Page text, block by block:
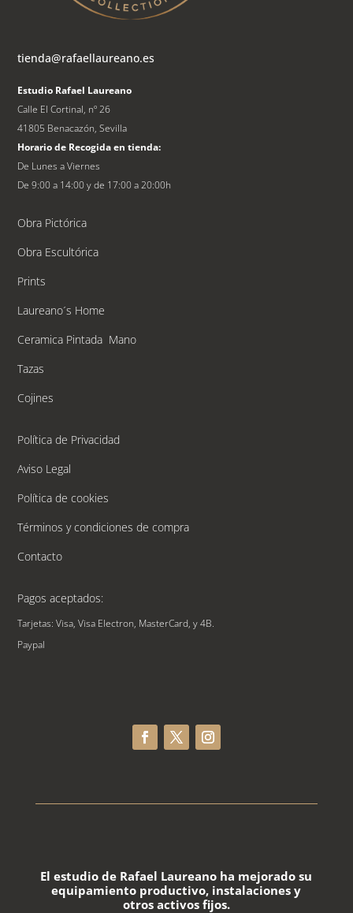
tienda@rafaellaureano.es
Estudio Rafael Laureano
Calle El Cortinal, nº 26
41805 Benacazón, Sevilla
Horario de Recogida en tienda:
De Lunes a Viernes
De 9:00 a 14:00 y de 17:00 a 20:00h
Obra Pictórica
Obra Escultórica
Prints
Laureano´s Home
Ceramica Pintada Mano
Tazas
Cojines
Política de Privacidad
Aviso Legal
Política de cookies
Términos y condiciones de compra
Contacto
Pagos aceptados:
Tarjetas: Visa, Visa Electron, MasterCard, y 4B.
Paypal
El estudio de Rafael Laureano ha mejorado su
equipamiento productivo, instalaciones y
otros activos fijos.